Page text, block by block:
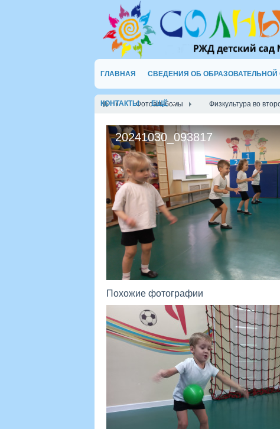
ГЛАВНАЯ СВЕДЕНИЯ ОБ ОБРАЗОВАТЕЛЬНОЙ
КОНТАКТЫ ЕЩЁ
Фотоальбомы Физкультура во
20241030_093817
Похожие фотографии